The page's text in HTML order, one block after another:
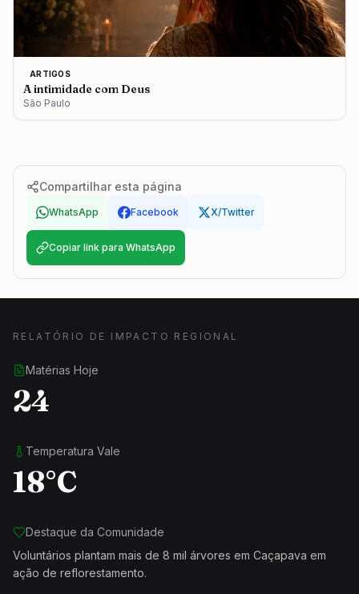
ARTIGOS
A intimidade com Deus
São Paulo
Compartilhar esta página
WhatsApp Facebook X/Twitter
Copiar link para WhatsApp
RELATÓRIO DE IMPACTO REGIONAL
Matérias Hoje
24
Temperatura Vale
18°C
Destaque da Comunidade
Voluntários plantam mais de 8 mil árvores em Caçapava em
ação de reflorestamento.